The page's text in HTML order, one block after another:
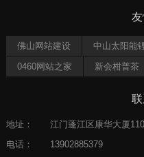
佛山网站建设 中山太阳能
0460网站之家
新会柑普茶
地址：
江门蓬江区康华大厦
电话：
13902885379